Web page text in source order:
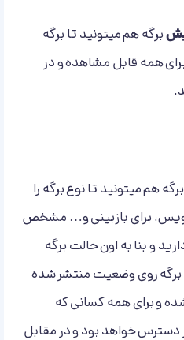
برگه هم میتونید تا برگه
همه قابل مشاهده و در
برگه هم میتونید تا نوع برگه را
برای بازبینی و… مشخص
و بنا به اون حالت برگه
برگه روی وضعیت منتشر شده
و برای همه کسانی که
دسترس خواهد بود و در مقابل